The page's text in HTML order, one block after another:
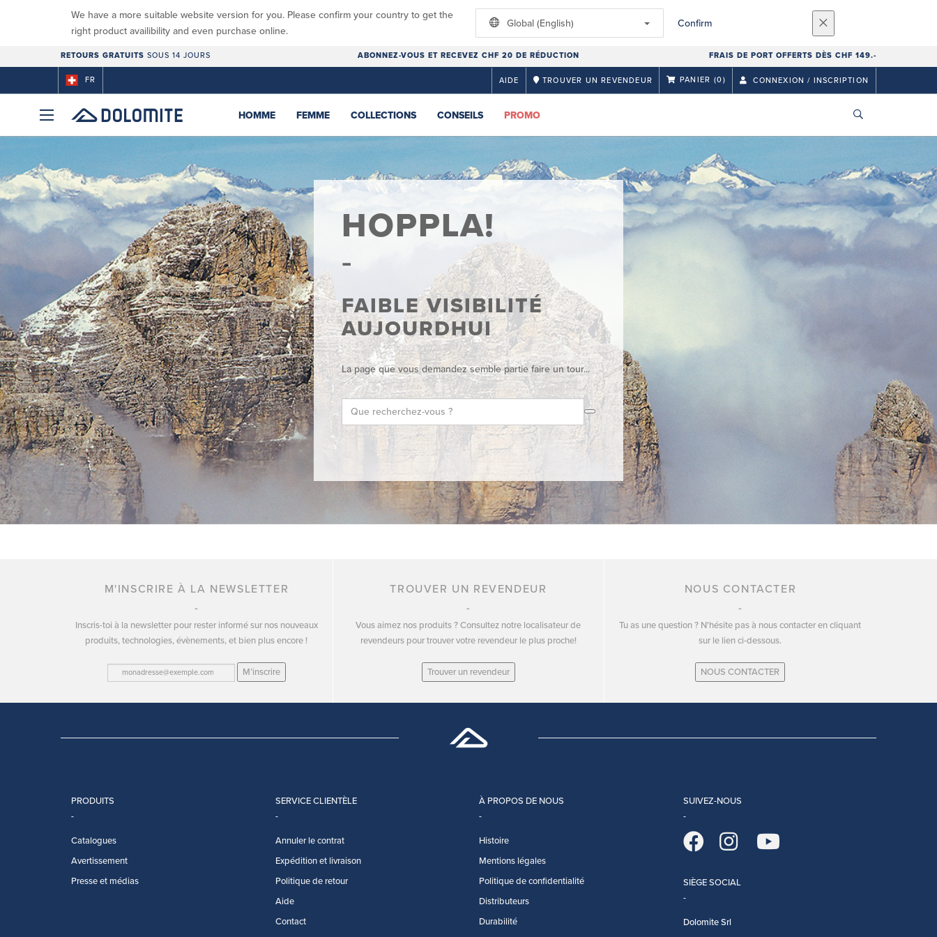
We have a more suitable website version for you. Please confirm your country to get the
right product availibility and even purchase online.
Global (English) Confirm
RETOURS GRATUITS SOUS 14 JOURS ABONNEZ-VOUS ET RECEVEZ CHF 20 DE RÉDUCTION FRAIS DE PORT OFFERTS DÈS CHF 149.-
FR AIDE TROUVER UN REVENDEUR PANIER (0) CONNEXION / INSCRIPTION
HOMME FEMME COLLECTIONS CONSEILS PROMO
HOPPLA!
FAIBLE VISIBILITÉ
AUJOURDHUI
La page que vous demandez semble partie faire un tour...
M'INSCRIRE À LA NEWSLETTER
Inscris-toi à la newsletter pour rester informé sur nos nouveaux
produits, technologies, évènements, et bien plus encore !
M’inscrire
TROUVER UN REVENDEUR
Vous aimez nos produits ? Consultez notre localisateur de
revendeurs pour trouver votre revendeur le plus proche!
Trouver un revendeur
NOUS CONTACTER
Tu as une question ? N'hésite pas à nous contacter en cliquant
sur le lien ci-dessous.
NOUS CONTACTER
PRODUITS
Catalogues
Avertissement
Presse et médias
SERVICE CLIENTÈLE
Annuler le contrat
Expédition et livraison
Politique de retour
Aide
Contact
À PROPOS DE NOUS
Histoire
Mentions légales
Politique de confidentialité
Distributeurs
Durabilité
SUIVEZ-NOUS
SIÈGE SOCIAL
Dolomite Srl